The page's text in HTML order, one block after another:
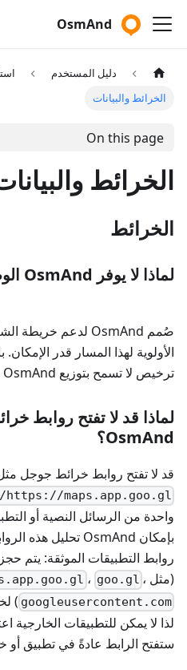
OsmAnd
دليل المستخدم
الخرائط والبيانات
On this page
الخرائط
الخرائط
لماذا لا يوفر OsmAnd الوصول إلى خرائط جوجل؟
الأولوية لهذا المسار قدر
ترخيص لا تسمح بتوزيع OsmAnd مع بيانات خرائط جوجل.
لماذا قد لا تفتح روابط
OsmAnd؟
قد لا تفتح روابط خرائط جوجل
https://maps.app.goo.gl/...
واحدة من الرسائل النصية أو
روابط التطبيقات الموثقة: يتم
(مثل
، goo.gl ،
googleusercontent.com
)
لذا لا يمكن للتطبيقات الخارجية
ستفتح الرابط عادةً في تطبيق